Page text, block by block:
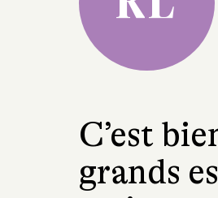
C’est
grands